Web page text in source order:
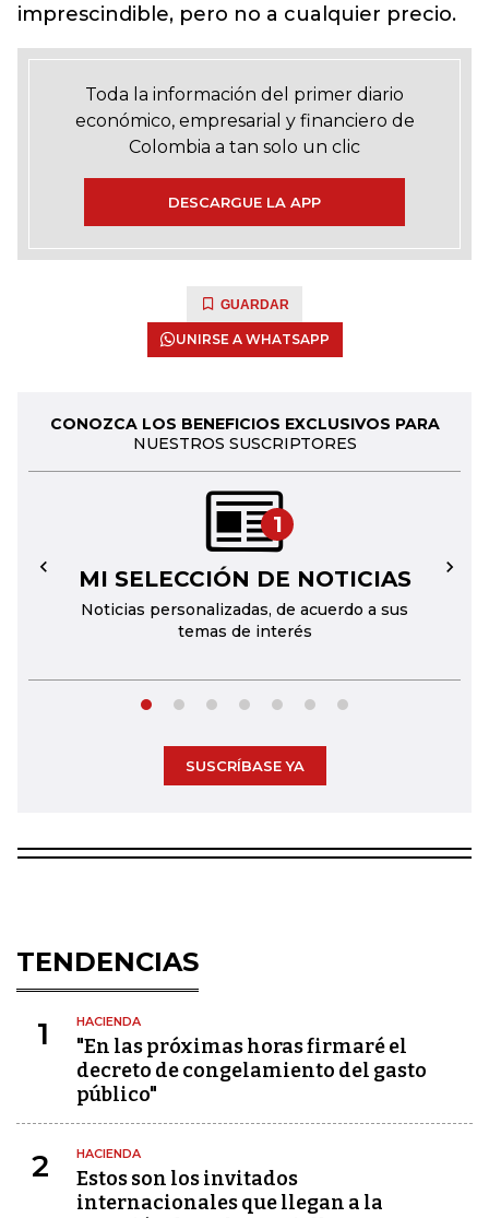
imprescindible, pero no a cualquier precio.
Toda la información del primer diario
económico, empresarial y financiero de
Colombia a tan solo un clic
DESCARGUE LA APP
GUARDAR
UNIRSE A WHATSAPP
CONOZCA LOS BENEFICIOS EXCLUSIVOS PARA
NUESTROS SUSCRIPTORES
1
MI SELECCIÓN DE NOTICIAS
Noticias personalizadas, de acuerdo a sus
temas de interés
← →
SUSCRÍBASE YA
TENDENCIAS
1 HACIENDA
"En las próximas horas firmaré el
decreto de congelamiento del gasto
público"
2 HACIENDA
Estos son los invitados
internacionales que llegan a la